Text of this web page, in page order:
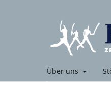
Über uns